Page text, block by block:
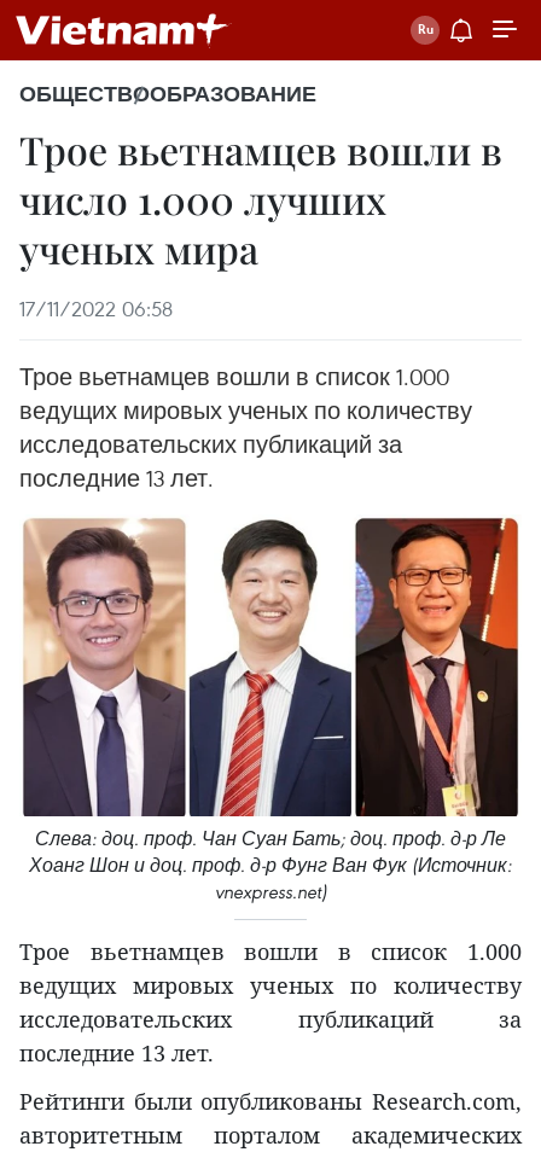
ОБЩЕСТВООБРАЗОВАНИЕ
Трое вьетнамцев вошли в
число 1.000 лучших
ученых мира
17/11/2022 06:58
Трое вьетнамцев вошли в список 1.000
ведущих мировых ученых по количеству
исследовательских публикаций за
последние 13 лет.
Слева: доц. проф. Чан Суан Бать; доц. проф. д-р Ле
Хоанг Шон и доц. проф. д-р Фунг Ван Фук (Источник:
vnexpress.net)
Трое вьетнамцев вошли в список 1.000
ведущих мировых ученых по количеству
исследовательских публикаций за
последние 13 лет.
Рейтинги были опубликованы Research.com,
авторитетным порталом академических